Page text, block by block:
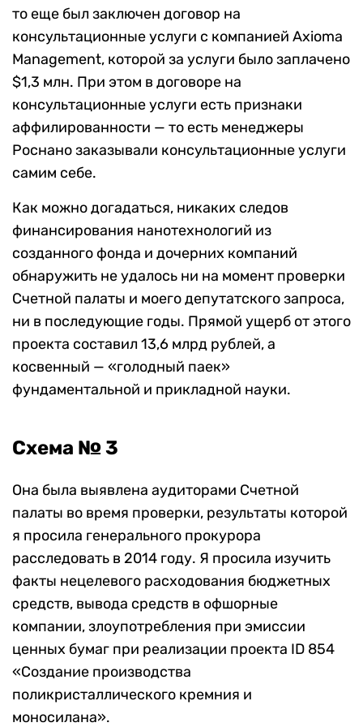
то еще был заключен договор на
консультационные услуги с компанией Axioma
Management, которой за услуги было заплачено
$1,3 млн. При этом в договоре на
консультационные услуги есть признаки
аффилированности — то есть менеджеры
Роснано заказывали консультационные услуги
самим себе.
Как можно догадаться, никаких следов
финансирования нанотехнологий из
созданного фонда и дочерних компаний
обнаружить не удалось ни на момент проверки
Счетной палаты и моего депутатского запроса,
ни в последующие годы. Прямой ущерб от этого
проекта составил 13,6 млрд рублей, а
косвенный — «голодный паек»
фундаментальной и прикладной науки.
Схема № 3
Она была выявлена аудиторами Счетной
палаты во время проверки, результаты которой
я просила генерального прокурора
расследовать в 2014 году. Я просила изучить
факты нецелевого расходования бюджетных
средств, вывода средств в офшорные
компании, злоупотребления при эмиссии
ценных бумаг при реализации проекта ID 854
«Создание производства
поликристаллического кремния и
моносилана».